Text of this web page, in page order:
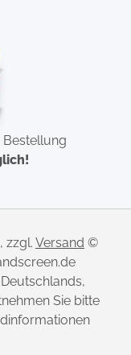
Bestellung
zzgl. Versand ©
Sie bitte